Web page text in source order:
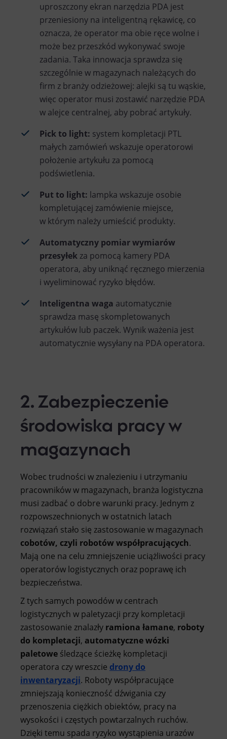
uproszczony ekran narzędzia PDA jest
przeniesiony na inteligentną rękawicę, co
oznacza, że operator ma obie ręce wolne i
może bez przeszkód wykonywać swoje
zadania. Taka innowacja sprawdza się
szczególnie w magazynach należących do
firm z branży odzieżowej: alejki są tu wąskie,
więc operator musi zostawić narzędzie PDA
w alejce centralnej, aby pobrać artykuły.
Pick to light: system kompletacji PTL
małych zamówień wskazuje operatorowi
położenie artykułu za pomocą
podświetlenia.
Put to light: lampka wskazuje osobie
kompletującej zamówienie miejsce,
w którym należy umieścić produkty.
Automatyczny pomiar wymiarów
przesyłek za pomocą kamery PDA
operatora, aby uniknąć ręcznego mierzenia
i wyeliminować ryzyko błędów.
Inteligentna waga automatycznie
sprawdza masę skompletowanych
artykułów lub paczek. Wynik ważenia jest
automatycznie wysyłany na PDA operatora.
2. Zabezpieczenie
środowiska pracy w
magazynach
Wobec trudności w znalezieniu i utrzymaniu
pracowników w magazynach, branża logistyczna
musi zadbać o dobre warunki pracy. Jednym z
rozpowszechnionych w ostatnich latach
rozwiązań stało się zastosowanie w magazynach
cobotów, czyli robotów współpracujących.
Mają one na celu zmniejszenie uciążliwości pracy
operatorów logistycznych oraz poprawę ich
bezpieczeństwa.
Z tych samych powodów w centrach
logistycznych w paletyzacji przy kompletacji
zastosowanie znalazły ramiona łamane, roboty
do kompletacji, automatyczne wózki
paletowe śledzące ścieżkę kompletacji
operatora czy wreszcie drony do
inwentaryzacji. Roboty współpracujące
zmniejszają konieczność dźwigania czy
przenoszenia ciężkich obiektów, pracy na
wysokości i częstych powtarzalnych ruchów.
Dzięki temu spada ryzyko wystąpienia urazów